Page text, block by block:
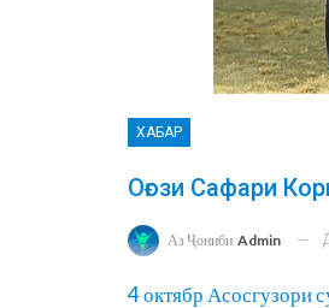
ХАБАР
Оғози Сафари
Аз Ҷониби Admin
4 октябр Асосгузори